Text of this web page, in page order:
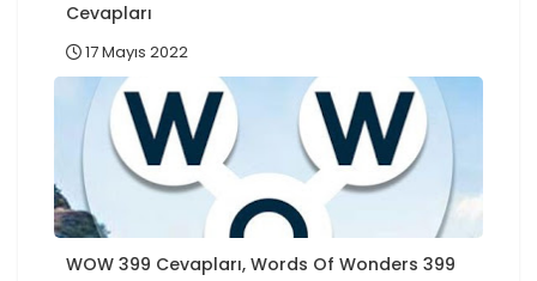
Cevapları
17 Mayıs 2022
WOW 399 Cevapları, Words Of Wonders 399